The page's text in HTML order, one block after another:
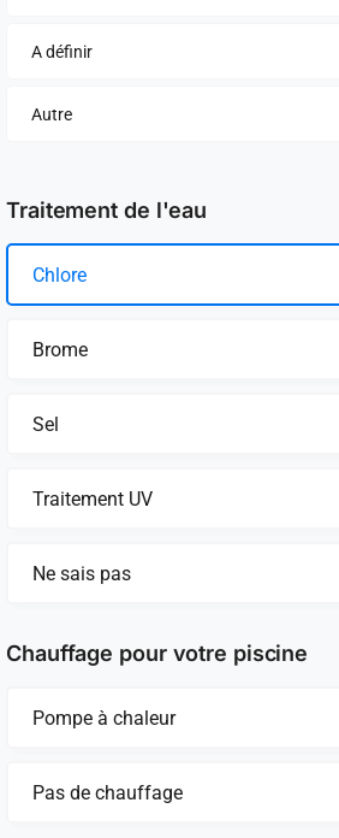
A définir
Autre
Traitement de l'eau
Chlore
Brome
Sel
Traitement UV
Ne sais pas
Chauffage pour votre piscine
Pompe à chaleur
Pas de chauffage